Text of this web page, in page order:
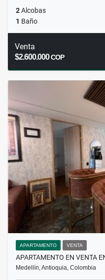
2Alcobas
1 Baño
Venta
$2.600.000COP
APARTAMENTO VENTA
APARTAMENTO EN VENTA
Medellín, Antioquia, Colombia